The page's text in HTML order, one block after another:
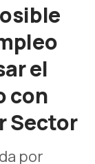
el
con
Sector
por